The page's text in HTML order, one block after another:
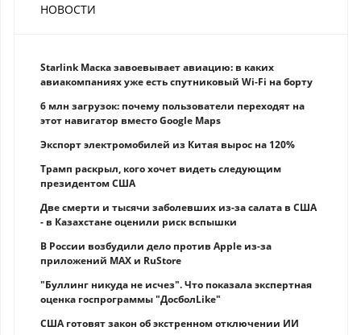
НОВОСТИ
Starlink Маска завоевывает авиацию: в каких
авиакомпаниях уже есть спутниковый Wi-Fi на борту
6 млн загрузок: почему пользователи переходят на
этот навигатор вместо Google Maps
Экспорт электромобилей из Китая вырос на 120%
Трамп раскрыл, кого хочет видеть следующим
президентом США
Две смерти и тысячи заболевших из-за салата в США
- в Казахстане оценили риск вспышки
В России возбудили дело против Apple из-за
приложений MAX и RuStore
"Буллинг никуда не исчез". Что показала экспертная
оценка госпрограммы "ДосболLike"
США готовят закон об экстренном отключении ИИ